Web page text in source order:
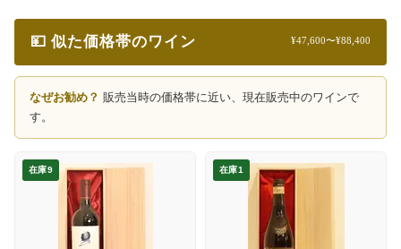
💴 似た価格帯のワイン ¥47,600〜¥88,400
なぜお勧め？ 販売当時の価格帯に近い、現在販売中のワインで
す。
在庫9 在庫1